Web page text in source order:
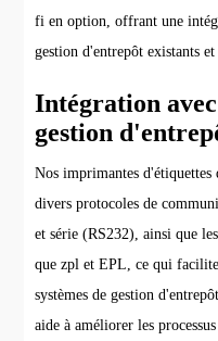
fi en option, offrant une
gestion d'entrepôt existants
Intégration
gestion
Nos imprimantes d'étiquettes
divers protocoles de
et série (RS232), ainsi que
que zpl et EPL, ce qui
systèmes de gestion
aide à améliorer les